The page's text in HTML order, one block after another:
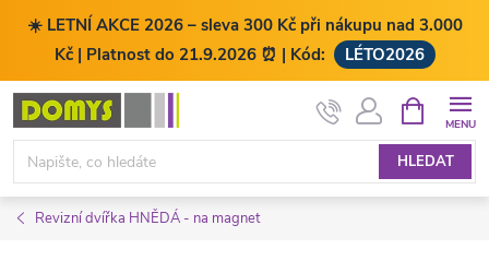
☀️ LETNÍ AKCE 2026 – sleva 300 Kč při nákupu nad 3.000
Kč | Platnost do 21.9.2026 ⏰ | Kód:
LÉTO2026
Přejít
obsah
HLEDAT
NÁKUPNÍ
KOŠÍK
Revizní dvířka HNĚDÁ - na magnet